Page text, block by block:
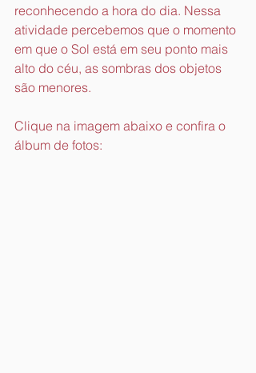
reconhecendo a hora do dia. Nessa
atividade percebemos que o momento
em que o Sol está em seu ponto mais
alto do céu, as sombras dos objetos
são menores.
Clique na imagem abaixo e confira o
álbum de fotos: